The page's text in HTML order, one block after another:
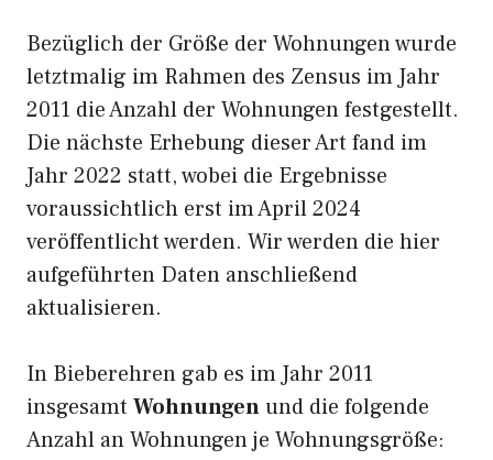
Bezüglich der Größe der Wohnungen wurde
letztmalig im Rahmen des Zensus im Jahr
2011 die Anzahl der Wohnungen festgestellt.
Die nächste Erhebung dieser Art fand im
Jahr 2022 statt, wobei die Ergebnisse
voraussichtlich erst im April 2024
veröffentlicht werden. Wir werden die hier
aufgeführten Daten anschließend
aktualisieren.
In Bieberehren gab es im Jahr 2011
insgesamt Wohnungenund die folgende
Anzahl an Wohnungen je Wohnungsgröße: